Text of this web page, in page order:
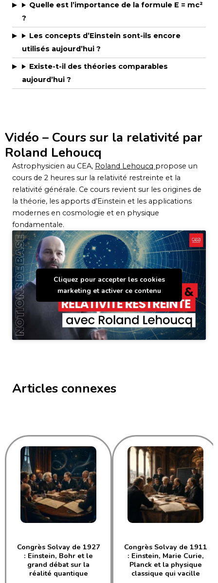
Quelle est l’importance de la formule E = mc²
?
Les concepts d’Einstein sont-ils encore
utilisés aujourd’hui ?
Existe-t-il des théories comparables
aujourd’hui ?
Vidéo – Cours sur la relativité par
Roland Lehoucq
Astrophysicien au CEA, Roland Lehoucq propose un
cours de 2 heures sur la relativité restreinte et la
relativité générale. Ce cours revient sur les origines de
la théorie, les apports d’Einstein et les applications
modernes en cosmologie et en physique
fondamentale.
Cliquez pour accepter les cookies
marketing et activer ce contenu
Articles connexes
Congrès Solvay de 1927
: Einstein, Bohr et le
grand débat sur la
réalité quantique
Congrès Solvay de 1911
: Einstein, Marie Curie,
Planck et la physique
classique qui vacille